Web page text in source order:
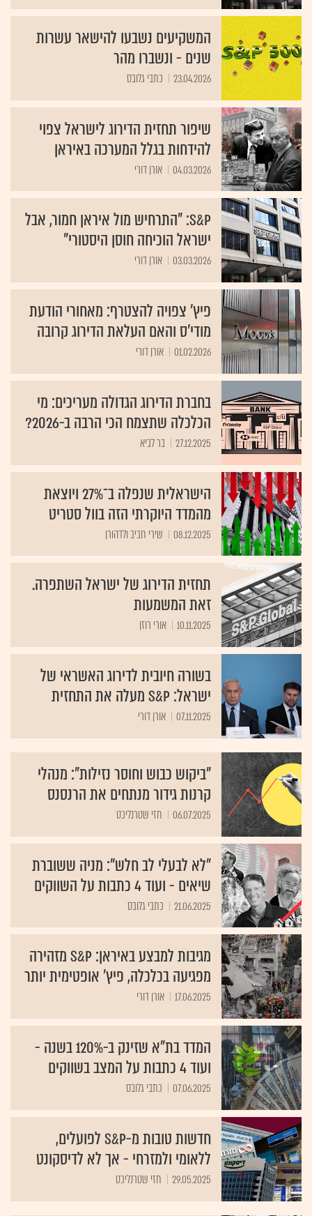
המשקיעים נשבעו להישאר עשרות
שנים - ונשברו מהר
23.04.2026 כתבי גלובס
שיפור תחזית הדירוג לישראל צפוי
להידחות בגלל המערכה באיראן
04.03.2026 אורן דורי
S&P: "התרחיש מול איראן חמור, אבל
ישראל הוכיחה חוסן היסטורי"
03.03.2026 אורן דורי
פיץ' צפויה להצטרף: מאחורי הודעת
מודי'ס והאם העלאת הדירוג קרובה
01.02.2026 אורן דורי
בחברת הדירוג הגדולה מעריכים: מי
הכלכלה שתצמח הכי הרבה ב-2026?
27.12.2025 בר לביא
הישראלית שנפלה ב־27% ויוצאת
מהמדד היוקרתי הזה בוול סטריט
08.12.2025 שירי חביב ולדהורן
תחזית הדירוג של ישראל השתפרה.
זאת המשמעות
10.11.2025 אורי רוזן
בשורה חיובית לדירוג האשראי של
ישראל: S&P מעלה את התחזית
07.11.2025 אורן דורי
"ביקוש כבוש וחוסר נזילות": מנהלי
קרנות גידור מנתחים את הרנסנס
06.07.2025 חזי שטרנליכט
"לא לבעלי לב חלש": מניה ששוברת
שיאים - ועוד 4 כתבות על השווקים
21.06.2025 כתבי גלובס
מגיבות למבצע באיראן: S&P מזהירה
מפגיעה בכלכלה, פיץ' אופטימית יותר
17.06.2025 אורן דורי
המדד בת"א שזינק ב-120% בשנה -
ועוד 4 כתבות על המצב בשווקים
07.06.2025 כתבי גלובס
חדשות טובות מ-S&P לפועלים,
ללאומי ולמזרחי - אך לא לדיסקונט
29.05.2025 חזי שטרנליכט